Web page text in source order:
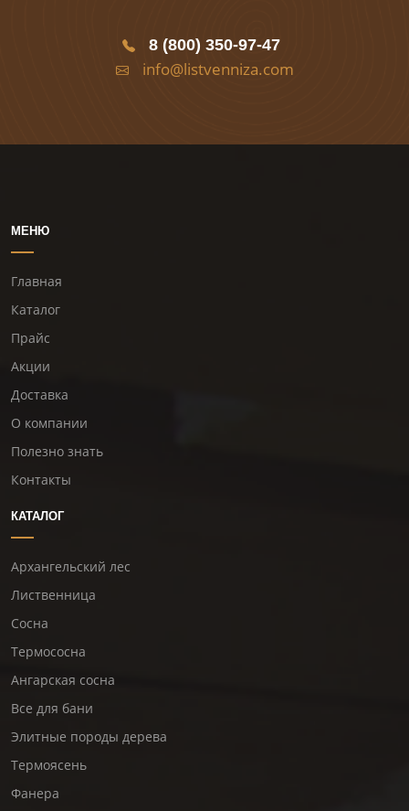
8 (800) 350-97-47
info@listvenniza.com
МЕНЮ
Главная
Каталог
Прайс
Акции
Доставка
О компании
Полезно знать
Контакты
КАТАЛОГ
Архангельский лес
Лиственница
Сосна
Термососна
Ангарская сосна
Все для бани
Элитные породы дерева
Термоясень
Фанера